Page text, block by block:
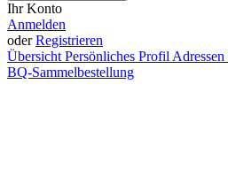
Ihr Konto
Anmelden
oderRegistrieren
Übersicht Persönliches Profil Adressen
BQ-Sammelbestellung